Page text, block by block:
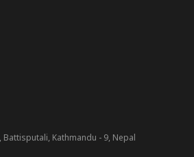
Kathmandu - 9, Nepal